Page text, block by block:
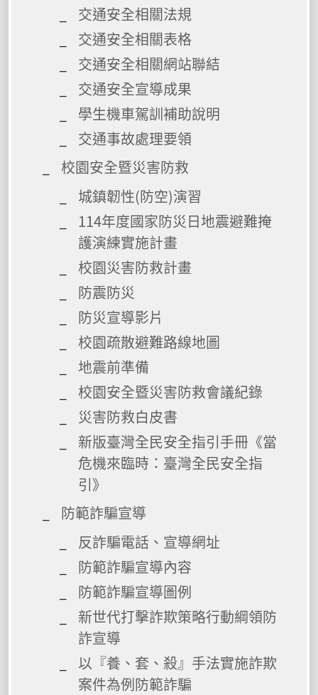
交通安全相關法規
交通安全相關表格
交通安全相關網站聯結
交通安全宣導成果
學生機車駕訓補助說明
交通事故處理要領
校園安全暨災害防救
城鎮韌性(防空)演習
114年度國家防災日地震避難掩
護演練實施計畫
校園災害防救計畫
防震防災
防災宣導影片
校園疏散避難路線地圖
地震前準備
校園安全暨災害防救會議紀錄
災害防救白皮書
新版臺灣全民安全指引手冊《當
危機來臨時：臺灣全民安全指
引》
防範詐騙宣導
反詐騙電話、宣導網址
防範詐騙宣導內容
防範詐騙宣導圖例
新世代打擊詐欺策略行動綱領防
詐宣導
以『養、套、殺』手法實施詐欺
案件為例防範詐騙